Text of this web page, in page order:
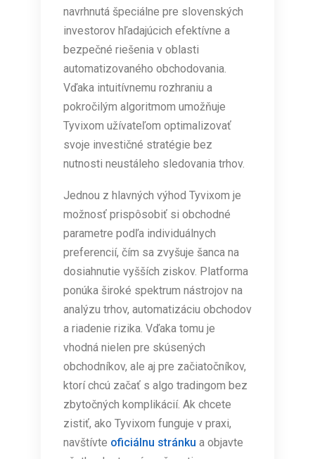
navrhnutá špeciálne pre slovenských
investorov hľadajúcich efektívne a
bezpečné riešenia v oblasti
automatizovaného obchodovania.
Vďaka intuitívnemu rozhraniu a
pokročilým algoritmom umožňuje
Tyvixom užívateľom optimalizovať
svoje investičné stratégie bez
nutnosti neustáleho sledovania trhov.
Jednou z hlavných výhod Tyvixom je
možnosť prispôsobiť si obchodné
parametre podľa individuálnych
preferencií, čím sa zvyšuje šanca na
dosiahnutie vyšších ziskov. Platforma
ponúka široké spektrum nástrojov na
analýzu trhov, automatizáciu obchodov
a riadenie rizika. Vďaka tomu je
vhodná nielen pre skúsených
obchodníkov, ale aj pre začiatočníkov,
ktorí chcú začať s algo tradingom bez
zbytočných komplikácií. Ak chcete
zistiť, ako Tyvixom funguje v praxi,
navštívte oficiálnu stránku a objavte